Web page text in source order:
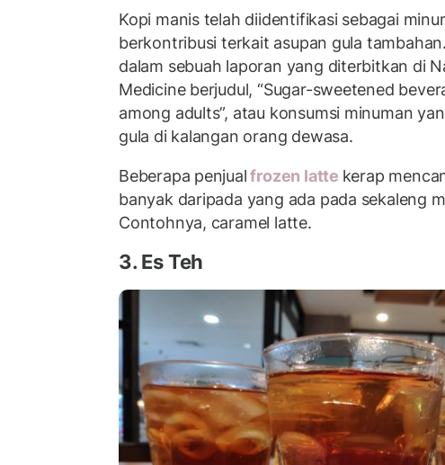
Kopi manis telah diidentifikasi sebagai
berkontribusi terkait asupan gula
dalam sebuah laporan yang diterbitkan di
Medicine berjudul, “Sugar-sweetened
among adults”, atau konsumsi minuman
gula di kalangan orang dewasa.
Beberapa penjualfrozen latte kerap
banyak daripada yang ada pada sekaleng
Contohnya, caramel latte.
3. Es Teh